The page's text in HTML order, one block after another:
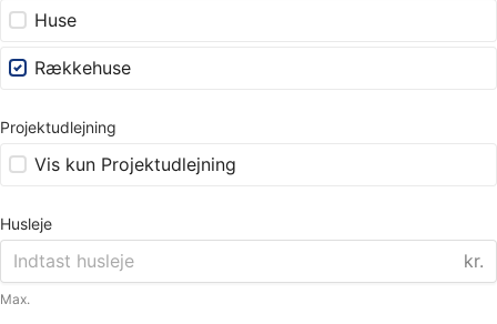
Huse
Rækkehuse
Projektudlejning
Vis kun Projektudlejning
Husleje
kr.
Max.